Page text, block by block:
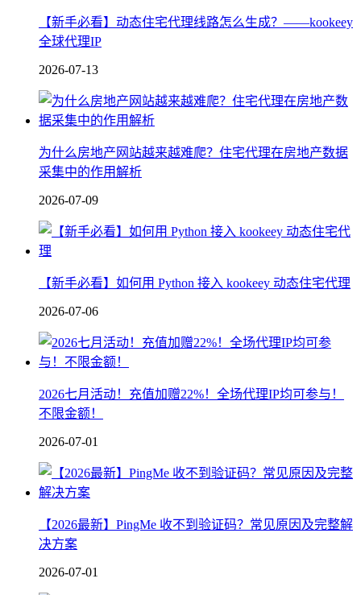
【新手必看】动态住宅代理线路怎么生成？——kookeey
全球代理IP
2026-07-13
为什么房地产网站越来越难爬？住宅代理在房地产数据
采集中的作用解析
2026-07-09
【新手必看】如何用 Python 接入 kookeey 动态住宅代理
2026-07-06
2026七月活动！充值加赠22%！全场代理IP均可参与！
不限金额！
2026-07-01
【2026最新】PingMe 收不到验证码？常见原因及完整解
决方案
2026-07-01